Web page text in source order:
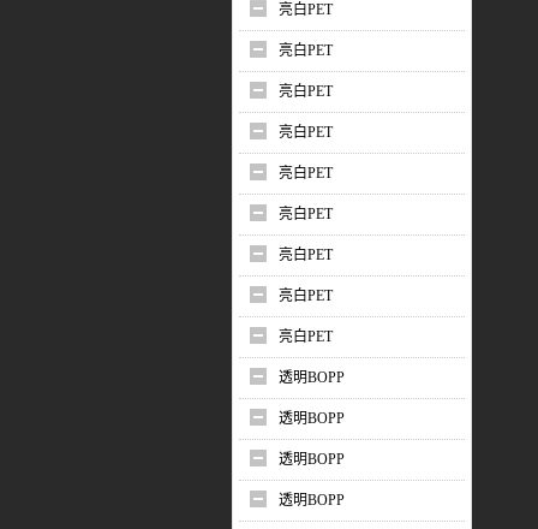
亮白PET
亮白PET
亮白PET
亮白PET
亮白PET
亮白PET
亮白PET
亮白PET
亮白PET
透明BOPP
透明BOPP
透明BOPP
透明BOPP